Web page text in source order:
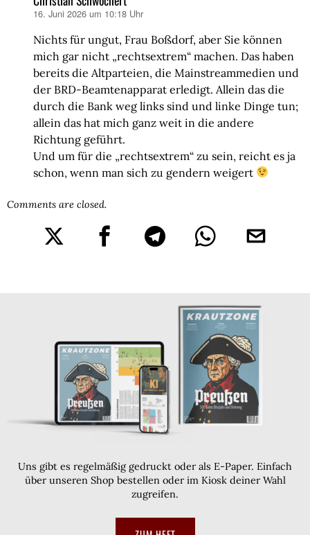
sagt:
16. Juni 2026 um 10:18 Uhr
Nichts für ungut, Frau Boßdorf, aber Sie können
mich gar nicht „rechtsextrem“ machen. Das haben
bereits die Altparteien, die Mainstreammedien und
der BRD-Beamtenapparat erledigt. Allein das die
durch die Bank weg links sind und linke Dinge tun;
allein das hat mich ganz weit in die andere
Richtung geführt.
Und um für die „rechtsextrem“ zu sein, reicht es ja
schon, wenn man sich zu gendern weigert
Comments are closed.
Uns gibt es regelmäßig gedruckt oder als E-Paper. Einfach
über unseren Shop bestellen oder im Kiosk deiner Wahl
zugreifen.